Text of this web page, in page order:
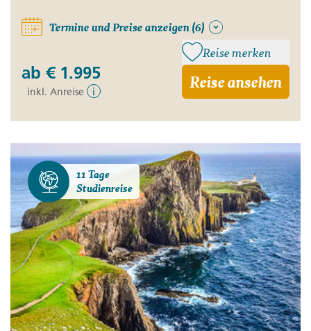
Termine und Preise anzeigen (6)
ab € 1.995
inkl. Anreise i
Reise merken
Reise ansehen
11 Tage
Studienreise